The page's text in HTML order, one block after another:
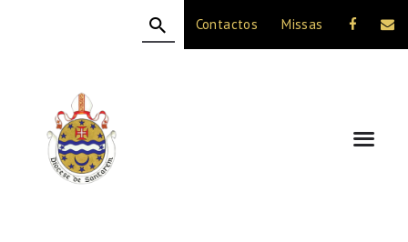
Contactos Missas
A DIOCESE
CELEBRAÇÃO
VIDA CRISTÃ
NOTÍCIAS